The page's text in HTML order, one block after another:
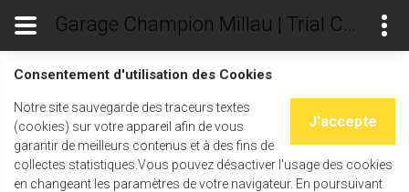
Consentement d'utilisation des Cookies
J'accepte
Notre site sauvegarde des traceurs textes
(cookies) sur votre appareil afin de vous
garantir de meilleurs contenus et à des fins de
collectes statistiques.Vous pouvez désactiver l'usage des cookies
en changeant les paramètres de votre navigateur. En poursuivant
Garage Champion Millau | Trial Champ's